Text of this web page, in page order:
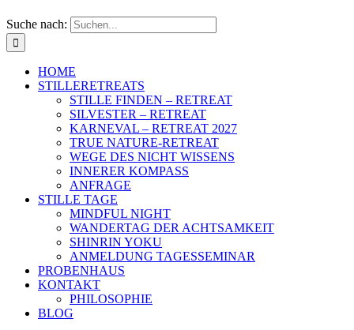
Suche nach:
HOME
STILLERETREATS
STILLE FINDEN – RETREAT
SILVESTER – RETREAT
KARNEVAL – RETREAT 2027
TRUE NATURE-RETREAT
WEGE DES NICHT WISSENS
INNERER KOMPASS
ANFRAGE
STILLE TAGE
MINDFUL NIGHT
WANDERTAG DER ACHTSAMKEIT
SHINRIN YOKU
ANMELDUNG TAGESSEMINAR
PROBENHAUS
KONTAKT
PHILOSOPHIE
BLOG